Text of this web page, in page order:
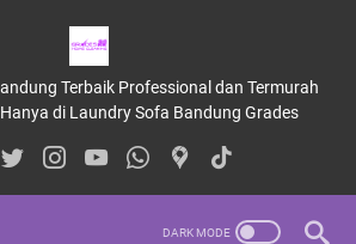
Terbaik Professional dan Termurah
di Laundry Sofa Bandung Grades